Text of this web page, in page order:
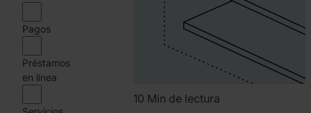
Pagos
Préstamos
en línea
10 Min de lectura